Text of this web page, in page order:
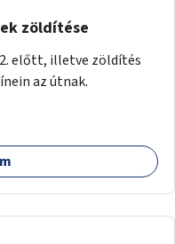
zöldítése
előtt, illetve zöldítés
az útnak.